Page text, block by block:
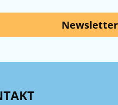
Newsletter